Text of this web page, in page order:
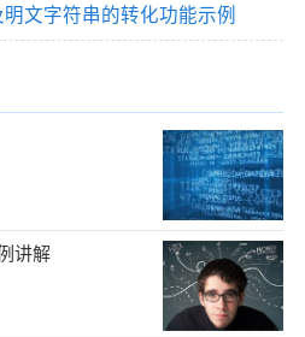
文字符串的转化功能示例
讲解